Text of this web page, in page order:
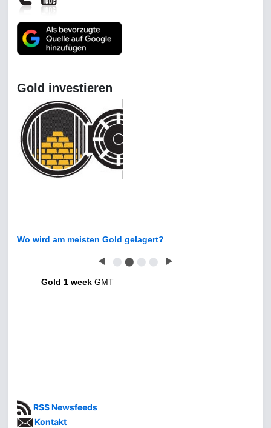
Gold investieren
Wo wird am meisten Gold gelagert?
◀ ⬤ ⬤ ⬤ ⬤ ▶
Gold 1 week GMT
RSS Newsfeeds
Kontakt